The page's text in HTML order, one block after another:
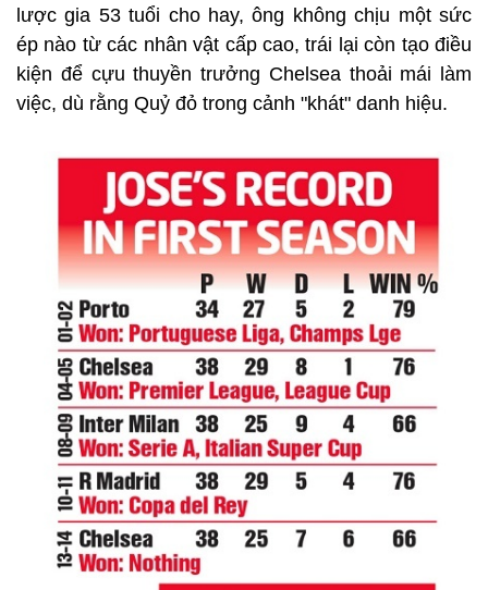
lược gia 53 tuổi cho hay, ông không chịu một sức
ép nào từ các nhân vật cấp cao, trái lại còn tạo điều
kiện để cựu thuyền trưởng Chelsea thoải mái làm
việc, dù rằng Quỷ đỏ trong cảnh "khát" danh hiệu.